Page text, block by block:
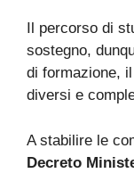
Il percorso di
sostegno,
di formazione,
diversi e
A stabilire le
Decreto